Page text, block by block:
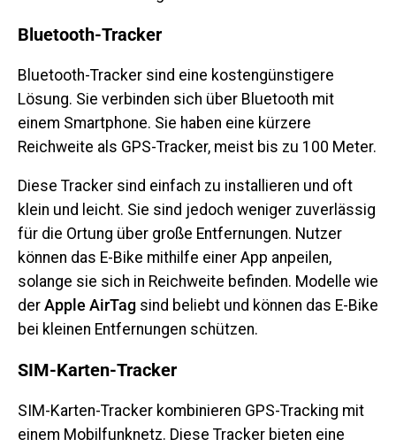
Bluetooth-Tracker
Bluetooth-Tracker sind eine kostengünstigere
Lösung. Sie verbinden sich über Bluetooth mit
einem Smartphone. Sie haben eine kürzere
Reichweite als GPS-Tracker, meist bis zu 100 Meter.
Diese Tracker sind einfach zu installieren und oft
klein und leicht. Sie sind jedoch weniger zuverlässig
für die Ortung über große Entfernungen. Nutzer
können das E-Bike mithilfe einer App anpeilen,
solange sie sich in Reichweite befinden. Modelle wie
der Apple AirTag sind beliebt und können das E-Bike
bei kleinen Entfernungen schützen.
SIM-Karten-Tracker
SIM-Karten-Tracker kombinieren GPS-Tracking mit
einem Mobilfunknetz. Diese Tracker bieten eine